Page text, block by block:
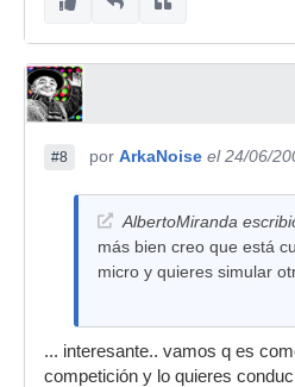
#8 por ArkaNoise el 24/06/
AlbertoMiranda
más bien creo que está
micro y quieres simular
... interesante.. vamos q es
competición y lo quieres